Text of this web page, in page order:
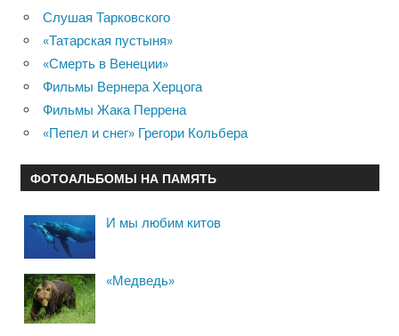
Слушая Тарковского
«Татарская пустыня»
«Смерть в Венеции»
Фильмы Вернера Херцога
Фильмы Жака Перрена
«Пепел и снег» Грегори Кольбера
ФОТОАЛЬБОМЫ НА ПАМЯТЬ
И мы любим китов
«Медведь»